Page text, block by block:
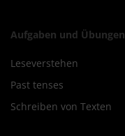
Aufgaben und Übungen
Leseverstehen
Past tenses
Schreiben von Texten